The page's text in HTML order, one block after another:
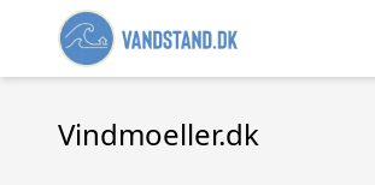
Vindmoeller.dk